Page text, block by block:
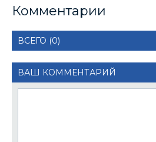
Комментарии
ВСЕГО (0)
ВАШ КОММЕНТАРИЙ